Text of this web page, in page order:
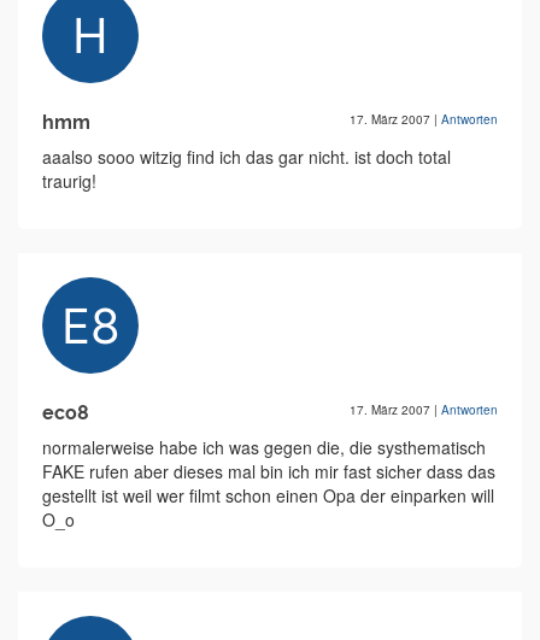
hmm 17. März 2007 | Antworten
aaalso sooo witzig find ich das gar nicht. ist doch total
traurig!
eco8 17. März 2007 | Antworten
normalerweise habe ich was gegen die, die systhematisch
FAKE rufen aber dieses mal bin ich mir fast sicher dass das
gestellt ist weil wer filmt schon einen Opa der einparken will
O_o